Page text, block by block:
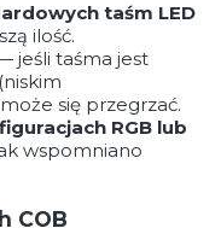
taśm LED
ilość.
jeśli taśma jest
się przegrzać.
RGB lub
wspomniano
COB